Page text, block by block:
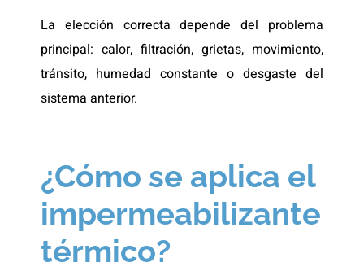
La elección correcta depende del problema
principal: calor, filtración, grietas, movimiento,
tránsito, humedad constante o desgaste del
sistema anterior.
¿Cómo se aplica el
impermeabilizante
térmico?